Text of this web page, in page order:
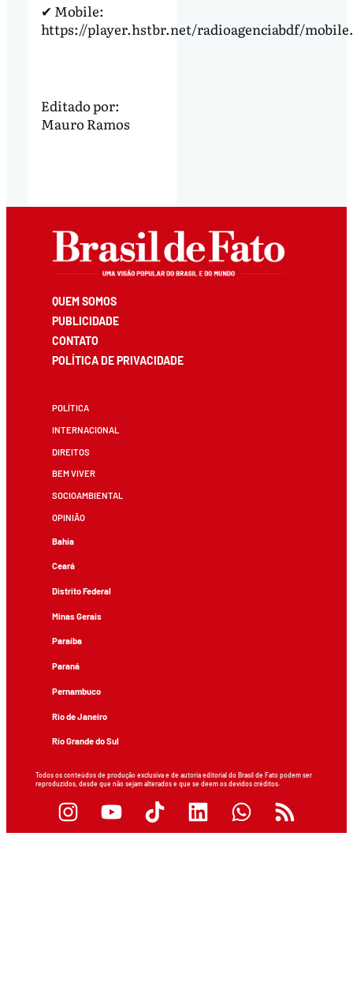
✔ Mobile:
https://player.hstbr.net/radioagenciabdf/
Editado por:
Mauro Ramos
QUEM SOMOS
PUBLICIDADE
CONTATO
POLÍTICA DE PRIVACIDADE
POLÍTICA
INTERNACIONAL
DIREITOS
BEM VIVER
SOCIOAMBIENTAL
OPINIÃO
Bahia
Ceará
Distrito Federal
Minas Gerais
Paraíba
Paraná
Pernambuco
Rio de Janeiro
Rio Grande do Sul
Todos os conteúdos de produção exclusiva e de autoria editorial do Brasil de Fato podem ser
reproduzidos, desde que não sejam alterados e que se deem os devidos créditos.